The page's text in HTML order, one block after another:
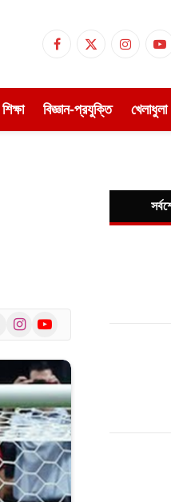
Facebook
X
Instagram
শিক্ষা বিজ্ঞান-প্রযুক্তি খেলাধুলা
InstagramYouTube